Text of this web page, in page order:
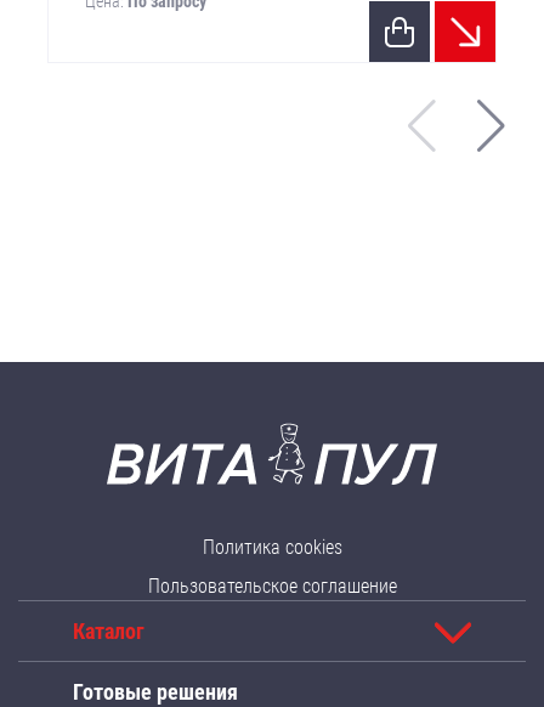
Политика cookies
Пользовательское соглашение
Каталог
Готовые решения